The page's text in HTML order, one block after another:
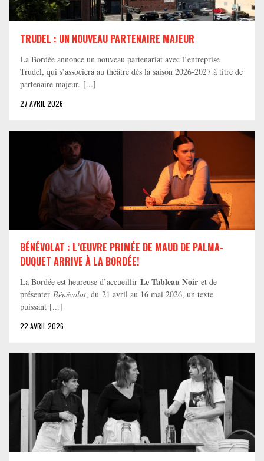
TRUDEL : UN NOUVEAU PARTENAIRE MAJEUR
La Bordée annonce un nouveau partenariat avec l’entreprise
Trudel, qui s’associera au théâtre dès la saison 2026-2027 à titre de
partenaire majeur. [...]
27 AVRIL 2026
BÉNÉVOLAT : L’ŒUVRE PRIMÉE DE MAUD DE PALMA-
DUQUET ARRIVE À LA BORDÉE!
La Bordée est heureuse d’accueillir Le Tableau Noir et de
présenter Bénévolat, du 21 avril au 16 mai 2026, un texte
puissant [...]
22 AVRIL 2026